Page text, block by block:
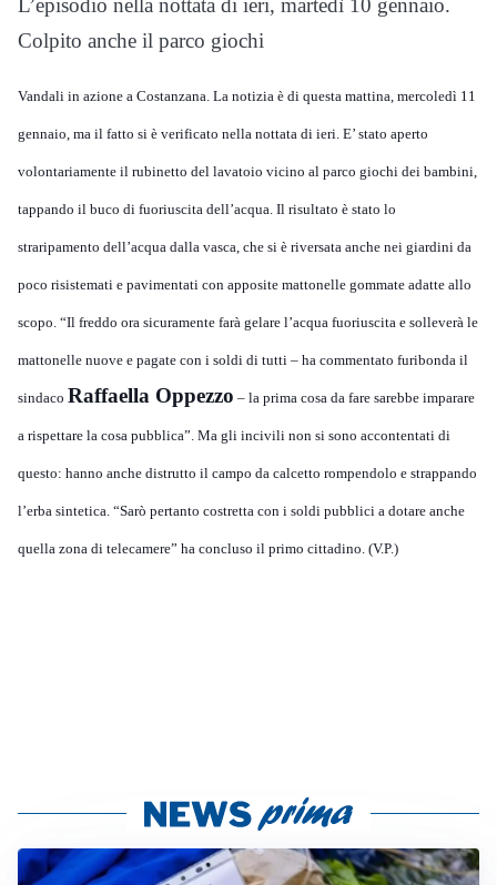
Colpito anche il parco giochi
Vandali in azione a Costanzana. La notizia è di questa mattina, mercoledì 11
gennaio, ma il fatto si è verificato nella nottata di ieri. E’ stato aperto
volontariamente il rubinetto del lavatoio vicino al parco giochi dei bambini,
tappando il buco di fuoriuscita dell’acqua. Il risultato è stato lo
straripamento dell’acqua dalla vasca, che si è riversata anche nei giardini da
poco risistemati e pavimentati con apposite mattonelle gommate adatte allo
scopo. “Il freddo ora sicuramente farà gelare l’acqua fuoriuscita e solleverà le
mattonelle nuove e pagate con i soldi di tutti – ha commentato furibonda il
sindaco Raffaella Oppezzo – la prima cosa da fare sarebbe imparare
a rispettare la cosa pubblica”. Ma gli incivili non si sono accontentati di
questo: hanno anche distrutto il campo da calcetto rompendolo e strappando
l’erba sintetica. “Sarò pertanto costretta con i soldi pubblici a dotare anche
quella zona di telecamere” ha concluso il primo cittadino. (V.P.)